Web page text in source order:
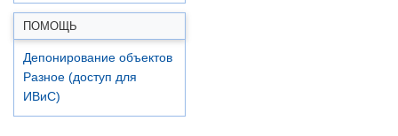
ПОМОЩЬ
Депонирование объектов
Разное (доступ для
ИВиС)